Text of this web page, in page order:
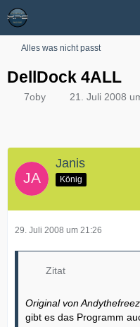
Alles was nicht passt
DellDock 4ALL
7oby 21. Juli 2008
Janis
König
29. Juli 2008 um 21:26
Zitat
Original von
gibt es das Programm